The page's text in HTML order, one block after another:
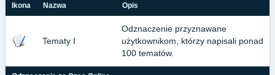
Ikona Nazwa Opis
Tematy I
Odznaczenie przyznawane
użytkownikom, którzy napisali ponad
100 tematów.